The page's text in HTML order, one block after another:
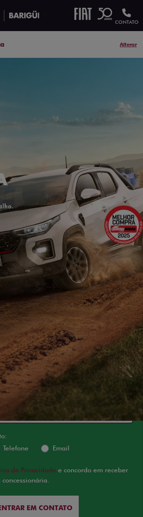
CONTATO
Alterar
Telefone Email
de Privacidade e concordo em receber
EM CONTATO